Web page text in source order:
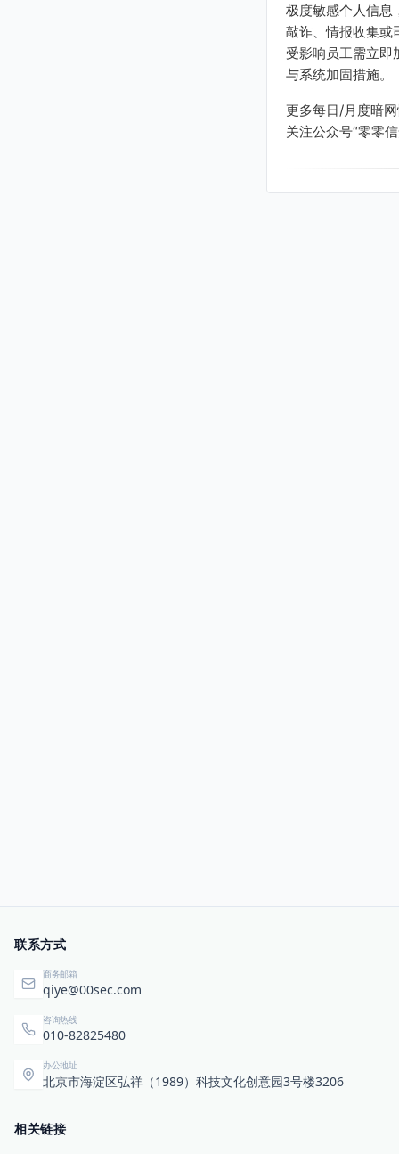
极度敏感个人信息
敲诈、情报收集或
受影响员工需立即
与系统加固措施。
更多每日/月度暗
关注公众号“零零
联系方式
商务邮箱
qiye@00sec.com
咨询热线
010-82825480
办公地址
北京市海淀区弘祥（1989）科技文化创意园3号楼3206
相关链接